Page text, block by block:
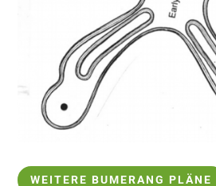
WEITERE BUMERANG PLÄNE